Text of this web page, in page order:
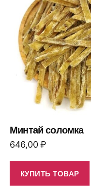
Минтай соломка
646,00₽
КУПИТЬ ТОВАР